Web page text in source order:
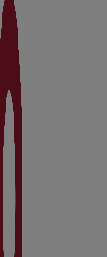
donde
de
ubicada en
encontrarás
que te
de 2026
actualizada
las